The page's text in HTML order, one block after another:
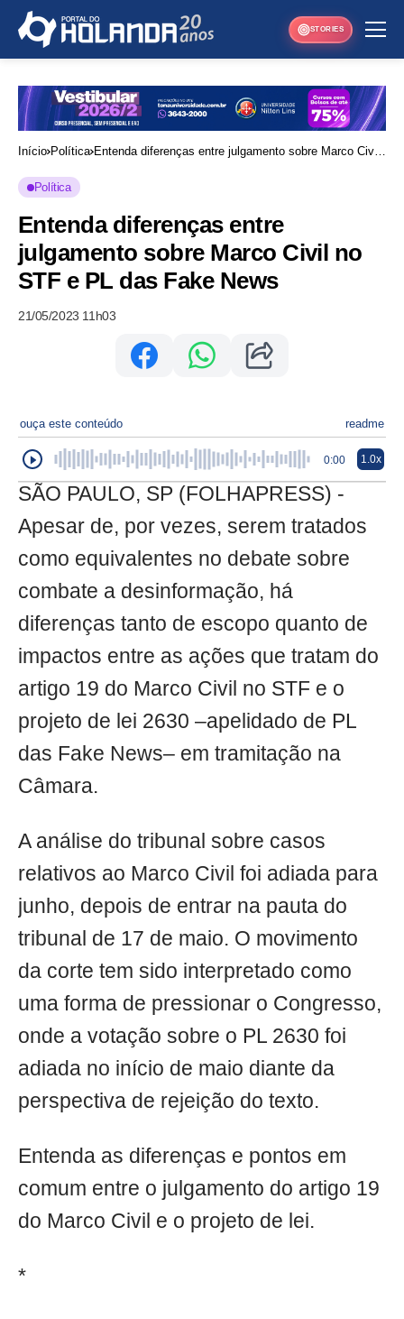
STORIES
Início Política Entenda diferenças entre julgamento sobre Marco Civil
Política
Entenda diferenças entre
julgamento sobre Marco Civil no
STF e PL das Fake News
21/05/2023 11h03
ouça este conteúdo readme
0:00 1.0x
SÃO PAULO, SP (FOLHAPRESS) -
Apesar de, por vezes, serem tratados
como equivalentes no debate sobre
combate a desinformação, há
diferenças tanto de escopo quanto de
impactos entre as ações que tratam do
artigo 19 do Marco Civil no STF e o
projeto de lei 2630 –apelidado de PL
das Fake News– em tramitação na
Câmara.
A análise do tribunal sobre casos
relativos ao Marco Civil foi adiada para
junho, depois de entrar na pauta do
tribunal de 17 de maio. O movimento
da corte tem sido interpretado como
uma forma de pressionar o Congresso,
onde a votação sobre o PL 2630 foi
adiada no início de maio diante da
perspectiva de rejeição do texto.
Entenda as diferenças e pontos em
comum entre o julgamento do artigo 19
do Marco Civil e o projeto de lei.
*